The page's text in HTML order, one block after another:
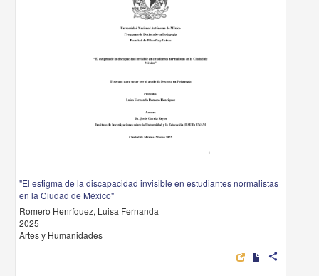
"El estigma de la discapacidad invisible en estudiantes normalistas
en la Ciudad de México"
Romero Henríquez, Luisa Fernanda
2025
Artes y Humanidades
share